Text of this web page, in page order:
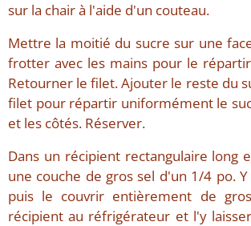
sur la chair à l'aide d'un couteau.
Mettre la moitié du sucre sur une
frotter avec les mains pour le
Retourner le filet. Ajouter le reste du
filet pour répartir uniformément le
et les côtés. Réserver.
Dans un récipient rectangulaire long
une couche de gros sel d'un 1/4 po.
puis le couvrir entièrement de
récipient au réfrigérateur et l'y